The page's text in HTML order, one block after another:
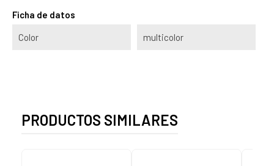
Ficha de datos
Color multicolor
PRODUCTOS SIMILARES